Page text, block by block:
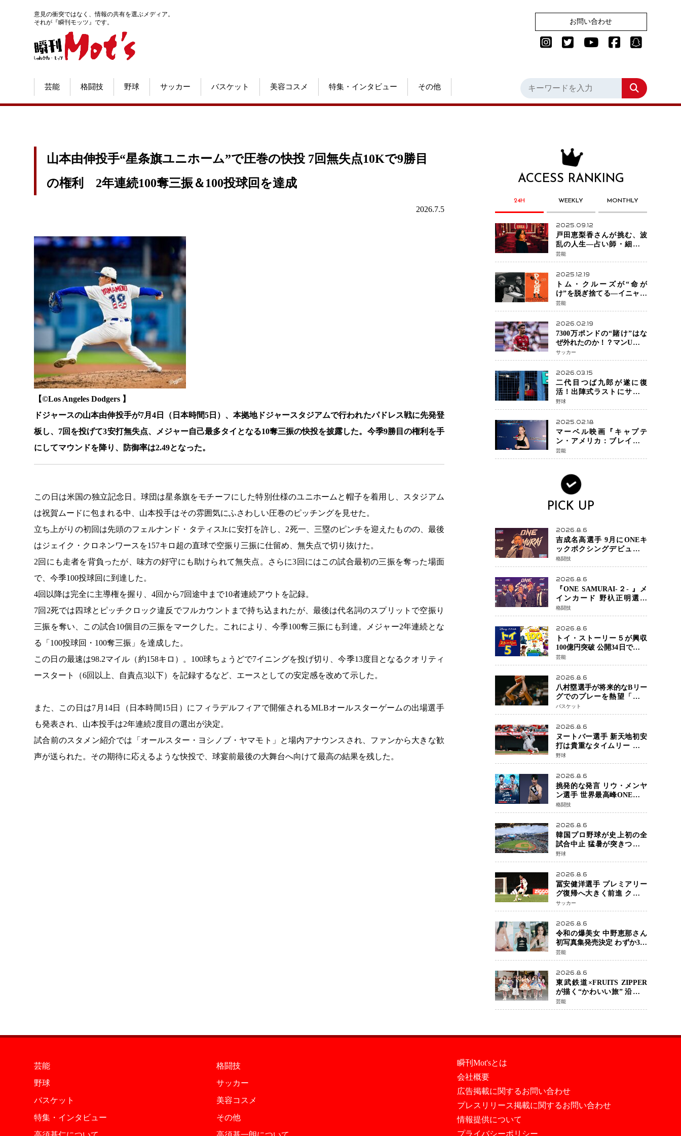
意見の衝突ではなく、情報の共有を選ぶメディア。
それが『瞬刊モッツ』です。
お問い合わせ
芸能 格闘技 野球 サッカー バスケット 美容コスメ 特集・インタビュー その他
山本由伸投手“星条旗ユニホーム”で圧巻の快投 7回無失点10Kで9勝目
の権利 2年連続100奪三振＆100投球回を達成
2026.7.5
【©️Los Angeles Dodgers 】
ドジャースの山本由伸投手が7月4日（日本時間5日）、本拠地ドジャースタジアムで行われたパドレス戦に先発登
板し、7回を投げて3安打無失点、メジャー自己最多タイとなる10奪三振の快投を披露した。今季9勝目の権利を手
にしてマウンドを降り、防御率は2.49となった。
この日は米国の独立記念日。球団は星条旗をモチーフにした特別仕様のユニホームと帽子を着用し、スタジアム
は祝賀ムードに包まれる中、山本投手はその雰囲気にふさわしい圧巻のピッチングを見せた。
立ち上がりの初回は先頭のフェルナンド・タティスJr.に安打を許し、2死一、三塁のピンチを迎えたものの、最後
はジェイク・クロネンワースを157キロ超の直球で空振り三振に仕留め、無失点で切り抜けた。
2回にも走者を背負ったが、味方の好守にも助けられて無失点。さらに3回にはこの試合最初の三振を奪った場面
で、今季100投球回に到達した。
4回以降は完全に主導権を握り、4回から7回途中まで10者連続アウトを記録。
7回2死では四球とピッチクロック違反でフルカウントまで持ち込まれたが、最後は代名詞のスプリットで空振り
三振を奪い、この試合10個目の三振をマークした。これにより、今季100奪三振にも到達。メジャー2年連続とな
る「100投球回・100奪三振」を達成した。
この日の最速は98.2マイル（約158キロ）。100球ちょうどで7イニングを投げ切り、今季13度目となるクオリティ
ースタート（6回以上、自責点3以下）を記録するなど、エースとしての安定感を改めて示した。
また、この日は7月14日（日本時間15日）にフィラデルフィアで開催されるMLBオールスターゲームの出場選手
も発表され、山本投手は2年連続2度目の選出が決定。
試合前のスタメン紹介では「オールスター・ヨシノブ・ヤマモト」と場内アナウンスされ、ファンから大きな歓
声が送られた。その期待に応えるような快投で、球宴前最後の大舞台へ向けて最高の結果を残した。
ACCESS RANKING
24H WEEKLY MONTHLY
2025.09.12
戸田恵梨香さんが挑む、波
乱の人生―占い師・細木数
子をNetflixで実写化
芸能
2025.12.19
トム・クルーズが“命が
け”を脱ぎ捨てる―イニャリ
トゥ監督と挑む前代未聞の
大惨事コメディ「DIGGER
ディガー」始動
芸能
2026.02.19
7300万ポンドの“賭け”はな
ぜ外れたのか！？マンU、サ
ンチョをフリー放出
へ・・・補強戦略の転換点
に
サッカー
2026.03.15
二代目つば九郎が遂に復
活！出陣式ラストにサプラ
イズ登場で神宮が歓喜
野球
2025.02.18
マーベル映画『キャプテ
ン・アメリカ：ブレイブ・
ニュー・ワールド』 新ブラ
ック・ウィドウ役のシラ・
芸能
PICK UP
2026.8.6
吉成名高選手 9月にONEキ
ックボクシングデビュー決
定 チャトリCEOがサプライ
ズ発表 2カ月連続参戦へ
格闘技
2026.8.6
『ONE SAMURAI-２- 』メ
インカード 野杁正明選手
「彼を倒して勝つ」 リウ・
メンヤンとの因縁に決着へ
再起を懸けたONEフェザー
級トーナメント初戦
格闘技
2026.8.6
トイ・ストーリー５が興収
100億円突破 公開34日でピク
サー作品 史上最速 日本歴代
シリーズ最高更新も目前
芸能
2026.8.6
八村塁選手が将来的なBリー
グでのプレーを熱望「一つ
の夢ですね」スター帰還が
リーグ価値を押し上げる可
能性
バスケット
2026.8.6
ヌートバー選手 新天地初安
打は貴重なタイムリー 本拠
地ファンが大歓声 笑顔で歓
喜
野球
2026.8.6
挑発的な発言 リウ・メンヤ
ン選手 世界最高峰ONEで浮
き彫りになる 日本キックボ
クシングが直面する“技術
戦”の現在地
格闘技
2026.8.6
韓国プロ野球が史上初の全
試合中止 猛暑が突きつけた
「屋外スポーツの限界」 日
本発のドーム型施設時代へ
野球
2026.8.6
冨安健洋選手 プレミアリー
グ復帰へ大きく前進 クリス
タルパレス加入目前 メディ
カルチェックも通過
サッカー
2026.8.6
令和の爆美女 中野恵那さん
初写真集発売決定 わずか3日
で2560万インプレッション
を記録した話題の美貌を凝
縮
芸能
2026.8.6
東武鉄道×FRUITS ZIPPER
が描く“かわいい旅” 沿線を
舞台にした「TOBU KAWAII
PROJECT」が開幕
芸能
芸能
格闘技
野球
サッカー
バスケット
美容コスメ
特集・インタビュー
その他
瞬刊Mot'sとは
会社概要
広告掲載に関するお問い合わせ
プレスリリース掲載に関するお問い合わせ
情報提供について
プライバシーポリシー